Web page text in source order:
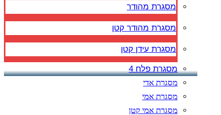
מסגרת מהודר
מסגרת מהודר קטן
מסגרת עידן קטן
מסגרת פלח 4
מסגרת אדי
מסגרת אמי
מסגרת אמי קטן